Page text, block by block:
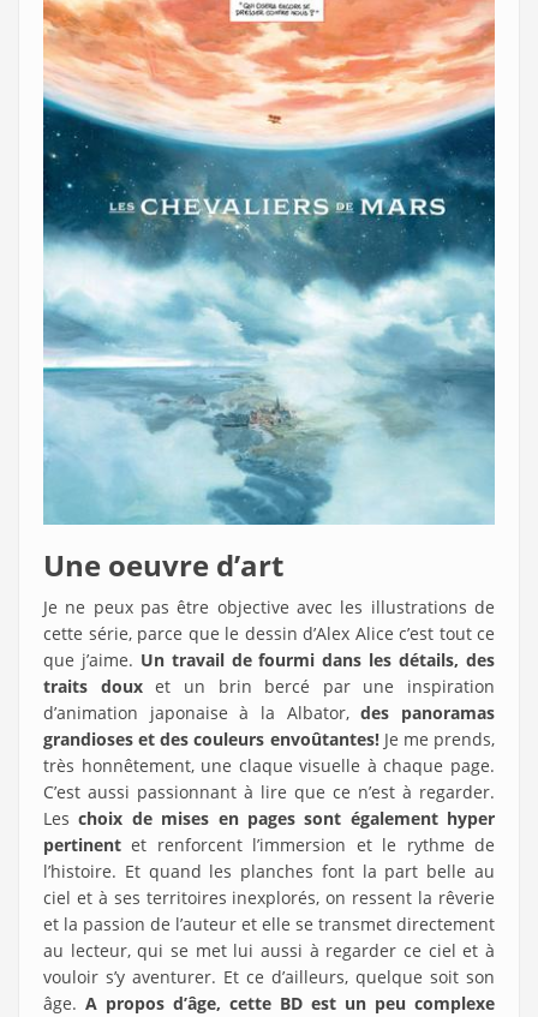
Une oeuvre d’art
Je ne peux pas être objective avec les illustrations de
cette série, parce que le dessin d’Alex Alice c’est tout ce
que j’aime. Un travail de fourmi dans les détails, des
traits douxet un brin bercé par une inspiration
d’animation japonaise à la Albator,des panoramas
grandioses et des couleurs envoûtantes!Je me prends,
très honnêtement, une claque visuelle à chaque page.
C’est aussi passionnant à lire que ce n’est à regarder.
Leschoix de mises en pages sont également hyper
pertinentet renforcent l’immersion et le rythme de
l’histoire. Et quand les planches font la part belle au
ciel et à ses territoires inexplorés, on ressent la rêverie
et la passion de l’auteur et elle se transmet directement
au lecteur, qui se met lui aussi à regarder ce ciel et à
vouloir s’y aventurer. Et ce d’ailleurs, quelque soit son
âge. A propos d’âge, cette BD est un peu complexe